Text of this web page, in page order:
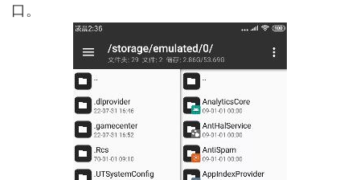
口。